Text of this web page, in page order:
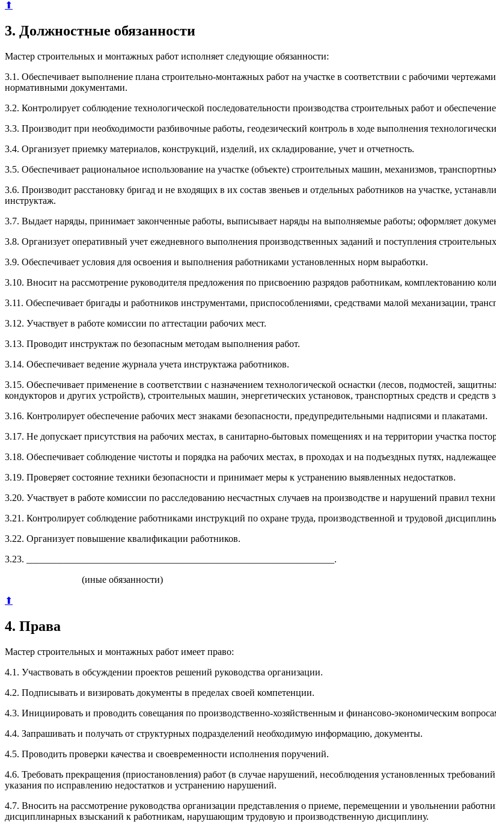
⬆
3. Должностные обязанности
Мастер строительных и монтажных работ исполняет следующие обязанности:
3.1. Обеспечивает выполнение плана строительно-монтажных работ на участке в соответствии с рабочими
нормативными документами.
3.2. Контролирует соблюдение технологической последовательности производства строительных работ и
3.3. Производит при необходимости разбивочные работы, геодезический контроль в ходе выполнения
3.4. Организует приемку материалов, конструкций, изделий, их складирование, учет и отчетность.
3.5. Обеспечивает рациональное использование на участке (объекте) строительных машин, механизмов,
3.6. Производит расстановку бригад и не входящих в их состав звеньев и отдельных работников на участке,
инструктаж.
3.7. Выдает наряды, принимает законченные работы, выписывает наряды на выполняемые работы; оформляет
3.8. Организует оперативный учет ежедневного выполнения производственных заданий и поступления
3.9. Обеспечивает условия для освоения и выполнения работниками установленных норм выработки.
3.10. Вносит на рассмотрение руководителя предложения по присвоению разрядов работникам, комплектованию
3.11. Обеспечивает бригады и работников инструментами, приспособлениями, средствами малой механизации,
3.12. Участвует в работе комиссии по аттестации рабочих мест.
3.13. Проводит инструктаж по безопасным методам выполнения работ.
3.14. Обеспечивает ведение журнала учета инструктажа работников.
3.15. Обеспечивает применение в соответствии с назначением технологической оснастки (лесов, подмостей,
кондукторов и других устройств), строительных машин, энергетических установок, транспортных средств и
3.16. Контролирует обеспечение рабочих мест знаками безопасности, предупредительными надписями и плакатами.
3.17. Не допускает присутствия на рабочих местах, в санитарно-бытовых помещениях и на территории участка
3.18. Обеспечивает соблюдение чистоты и порядка на рабочих местах, в проходах и на подъездных путях,
3.19. Проверяет состояние техники безопасности и принимает меры к устранению выявленных недостатков.
3.20. Участвует в работе комиссии по расследованию несчастных случаев на производстве и нарушений правил
3.21. Контролирует соблюдение работниками инструкций по охране труда, производственной и трудовой
3.22. Организует повышение квалификации работников.
3.23. ________________________________________________________________.
(иные обязанности)
⬆
4. Права
Мастер строительных и монтажных работ имеет право:
4.1. Участвовать в обсуждении проектов решений руководства организации.
4.2. Подписывать и визировать документы в пределах своей компетенции.
4.3. Инициировать и проводить совещания по производственно-хозяйственным и финансово-экономическим
4.4. Запрашивать и получать от структурных подразделений необходимую информацию, документы.
4.5. Проводить проверки качества и своевременности исполнения поручений.
4.6. Требовать прекращения (приостановления) работ (в случае нарушений, несоблюдения установленных
указания по исправлению недостатков и устранению нарушений.
4.7. Вносить на рассмотрение руководства организации представления о приеме, перемещении и увольнении
дисциплинарных взысканий к работникам, нарушающим трудовую и производственную дисциплину.